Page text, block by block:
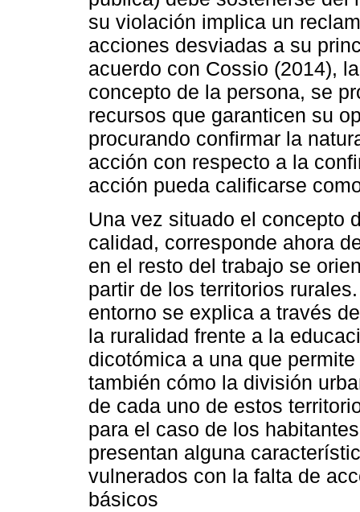
su violación implica un
acciones desviadas a su
acuerdo con Cossio (2014),
concepto de la persona, se
recursos que garanticen su
procurando confirmar la
acción con respecto a la
acción pueda calificarse
Una vez situado el concepto
calidad, corresponde ahora
en el resto del trabajo se
partir de los territorios
entorno se explica a través
la ruralidad frente a la
dicotómica a una que
también cómo la división
de cada uno de estos
para el caso de los
presentan alguna
vulnerados con la falta de
básicos